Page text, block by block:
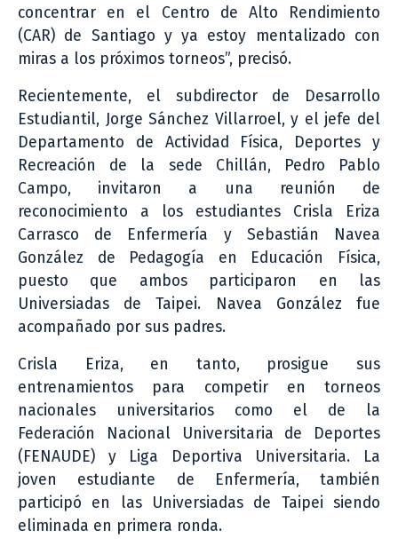
concentrar en el Centro de Alto Rendimiento
(CAR) de Santiago y ya estoy mentalizado con
miras a los próximos torneos”, precisó.
Recientemente, el subdirector de Desarrollo
Estudiantil, Jorge Sánchez Villarroel, y el jefe del
Departamento de Actividad Física, Deportes y
Recreación de la sede Chillán, Pedro Pablo
Campo, invitaron a una reunión de
reconocimiento a los estudiantes Crisla Eriza
Carrasco de Enfermería y Sebastián Navea
González de Pedagogía en Educación Física,
puesto que ambos participaron en las
Universiadas de Taipei. Navea González fue
acompañado por sus padres.
Crisla Eriza, en tanto, prosigue sus
entrenamientos para competir en torneos
nacionales universitarios como el de la
Federación Nacional Universitaria de Deportes
(FENAUDE) y Liga Deportiva Universitaria. La
joven estudiante de Enfermería, también
participó en las Universiadas de Taipei siendo
eliminada en primera ronda.